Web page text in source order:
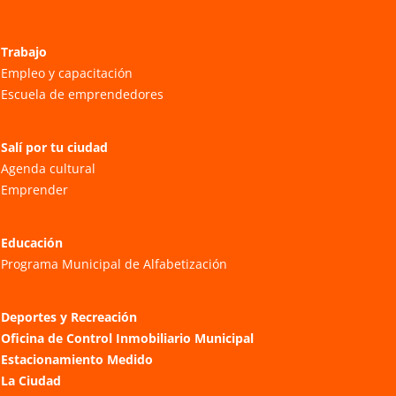
Trabajo
Empleo y capacitación
Escuela de emprendedores
Salí por tu ciudad
Agenda cultural
Emprender
Educación
Programa Municipal de Alfabetización
Deportes y Recreación
Oficina de Control Inmobiliario Municipal
Estacionamiento Medido
La Ciudad